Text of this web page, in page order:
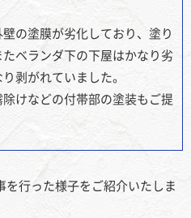
の塗膜が劣化しており、塗り
ベランダ下の下屋はかなり劣
剥がれていました。
けなどの付帯部の塗装もご提
行った様子をご紹介いたしま